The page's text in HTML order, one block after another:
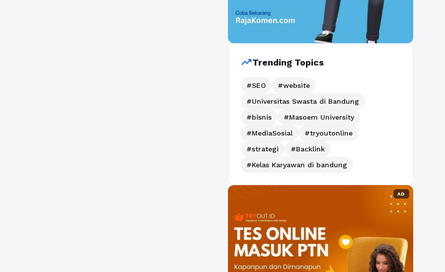
trending_upTrending Topics
#SEO
#website
#Universitas Swasta di Bandung
#bisnis
#Masoem University
#MediaSosial
#tryoutonline
#strategi
#Backlink
#Kelas Karyawan di bandung
AD